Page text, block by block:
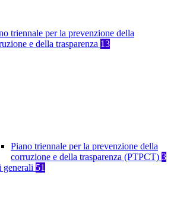
triennale per la prevenzione della
e della trasparenza 13
Piano triennale per la prevenzione della
corruzione e della trasparenza (PTPCT) 3
generali 51